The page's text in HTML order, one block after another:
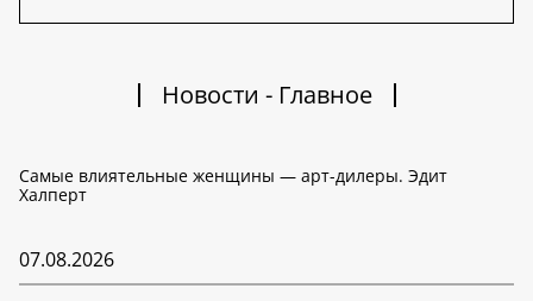
Новости - Главное
Самые влиятельные женщины — арт-дилеры. Эдит
Халперт
07.08.2026